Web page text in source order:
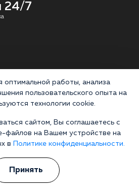
24/7
Наличные
оптимальной работы, анализа
пользовательского опыта на
технологии cookie.
сайтом, Вы соглашаетесь с
файлов на Вашем устройстве на
в
Политике конфиденциальности.
Принять